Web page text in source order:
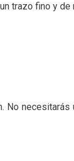
trazo fino y de
necesitarás